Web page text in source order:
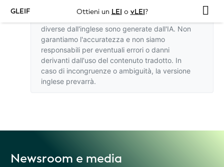
GLEIF Ottieni un LEI o vLEI?
Le traduzioni di questo sito web in lingue
diverse dall'inglese sono generate dall'IA. Non
garantiamo l'accuratezza e non siamo
responsabili per eventuali errori o danni
derivanti dall'uso del contenuto tradotto. In
caso di incongruenze o ambiguità, la versione
inglese prevarrà.
Newsroom e media